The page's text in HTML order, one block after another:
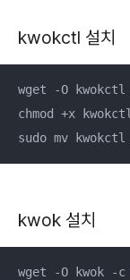
kwokctl 설치
wget -O
chmod +x kwokctl
sudo mv
kwok 설치
wget -O kwok -c